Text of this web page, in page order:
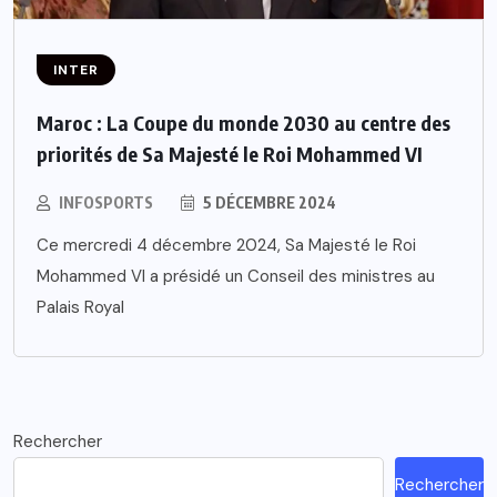
INTER
Maroc : La Coupe du monde 2030 au centre des
priorités de Sa Majesté le Roi Mohammed VI
INFOSPORTS 5 DÉCEMBRE 2024
Ce mercredi 4 décembre 2024, Sa Majesté le Roi
Mohammed VI a présidé un Conseil des ministres au
Palais Royal
Rechercher
Rechercher